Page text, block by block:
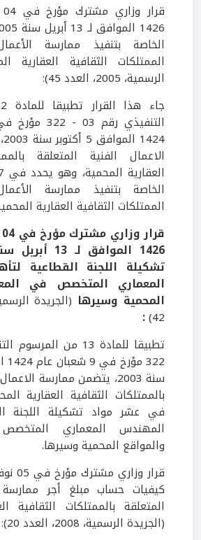
الخاصة بتنفيذ ممارسة
الممتلكات الثقافية العقارية
الرسمية، 2005، العدد 45):
الاعمال الفنية المتعلقة
الخاصة بتنفيذ ممارسة
الممتلكات الثقافية العقارية
تشكيلة اللجنة القطاعية
المعماري المتخصص في
المحمية وسيرها
42)
:
سنة 2003، يتضمن ممارسة
بالممتلكات الثقافية العقارية
في عشر مواد تشكيلة اللجنة
المهندس المعماري
والمواقع المحمية وسيرها.
كيفيات حساب مبلغ أجر ممارسة
المتعلقة بالممتلكات الثقافية
(الجريدة الرسمية، 2008، العدد 20):